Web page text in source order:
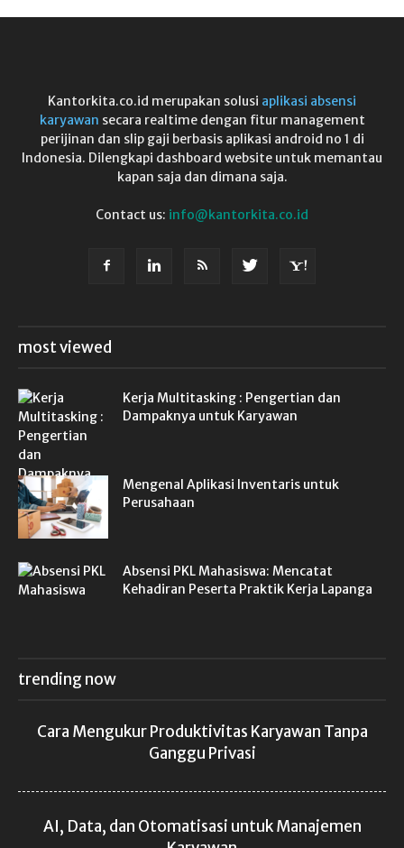
Kantorkita.co.id merupakan solusi aplikasi absensi
karyawan secara realtime dengan fitur management
perijinan dan slip gaji berbasis aplikasi android no 1 di
Indonesia. Dilengkapi dashboard website untuk memantau
kapan saja dan dimana saja.
Contact us: info@kantorkita.co.id
most viewed
Kerja Multitasking : Pengertian dan
Dampaknya untuk Karyawan
Mengenal Aplikasi Inventaris untuk
Perusahaan
Absensi PKL Mahasiswa: Mencatat
Kehadiran Peserta Praktik Kerja Lapanga
trending now
Cara Mengukur Produktivitas Karyawan Tanpa
Ganggu Privasi
AI, Data, dan Otomatisasi untuk Manajemen